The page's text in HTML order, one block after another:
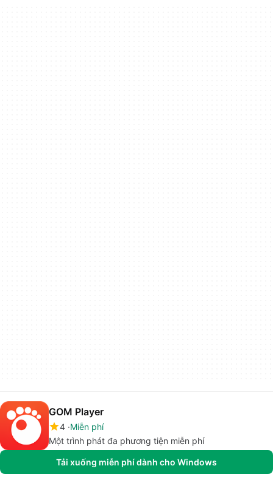
GOM Player
4 Miễn phí
Một trình phát đa phương tiện miễn phí
Tải xuống miễn phí dành cho Windows